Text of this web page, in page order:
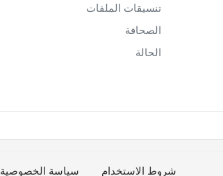
تنسيقات الملفات
الصحافة
الحالة
شروط الاستخدام سياسة الخصوصية